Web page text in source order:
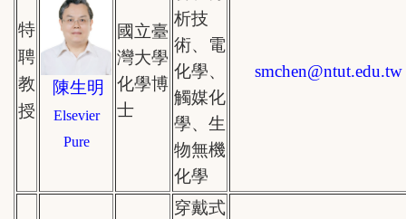
特
聘
教
授
陳生明
Elsevier
Pure
國立臺
灣大學
化學博
士
析技
術、電
化學、
觸媒化
學、生
物無機
化學
smchen@ntut.edu.tw
穿戴式